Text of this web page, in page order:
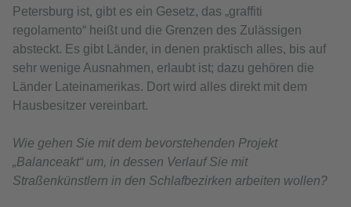
Petersburg ist, gibt es ein Gesetz, das „graffiti
regolamento“ heißt und die Grenzen des Zulässigen
absteckt. Es gibt Länder, in denen praktisch alles, bis auf
sehr wenige Ausnahmen, erlaubt ist; dazu gehören die
Länder Lateinamerikas. Dort wird alles direkt mit dem
Hausbesitzer vereinbart.
Wie gehen Sie mit dem bevorstehenden Projekt
„Balanceakt“ um, in dessen Verlauf Sie mit
Straßenkünstlern in den Schlafbezirken arbeiten wollen?